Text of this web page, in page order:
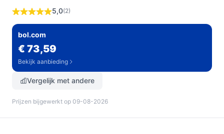
5,0(2)
bol.com
€ 73,59
Bekijk aanbieding
Vergelijk met andere
Prijzen bijgewerkt op 09-08-2026